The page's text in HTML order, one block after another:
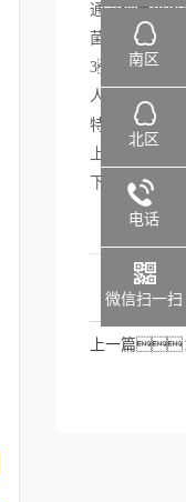
通过调节
菌，酸
3、
人工加氧可
特别是在高
上面是关于
下次再见
上一篇
南区
北区
电话
微信扫一扫